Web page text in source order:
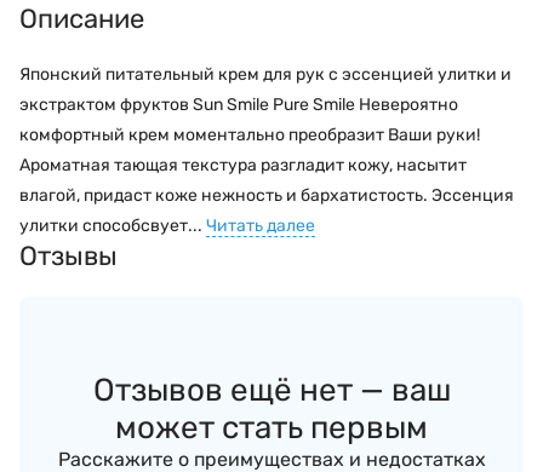
Описание
Японский питательный крем для рук с эссенцией улитки и
экстрактом фруктов Sun Smile Pure Smile Невероятно
комфортный крем моментально преобразит Ваши руки!
Ароматная тающая текстура разгладит кожу, насытит
влагой, придаст коже нежность и бархатистость. Эссенция
улитки способсвует... Читать далее
Отзывы
Отзывов ещё нет — ваш
может стать первым
Расскажите о преимуществах и недостатках